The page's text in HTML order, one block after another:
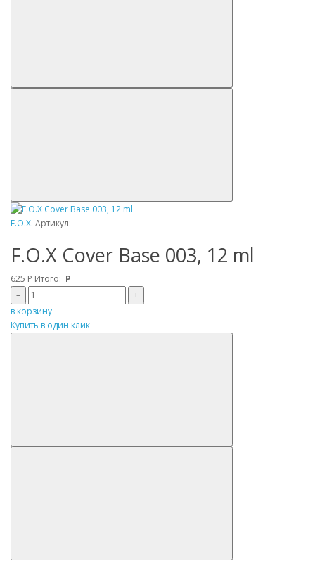
F.O.X. Артикул:
F.O.X Cover Base 003, 12 ml
625 Р Итого: Р
–
+
в корзину
Купить в один клик